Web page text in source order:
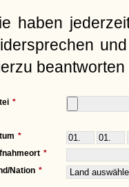
haben
Nation